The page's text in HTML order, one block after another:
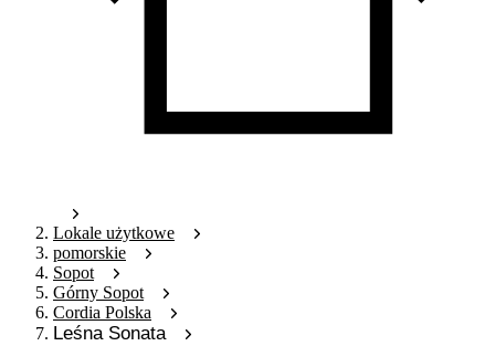
Lokale użytkowe
pomorskie
Sopot
Górny Sopot
Cordia Polska
Leśna Sonata